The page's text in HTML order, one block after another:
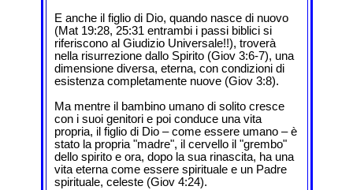
E anche il figlio di Dio, quando nasce di nuovo
(Mat 19:28, 25:31 entrambi i passi biblici si
riferiscono al Giudizio Universale!!), troverà
nella risurrezione dallo Spirito (Giov 3:6-7), una
dimensione diversa, eterna, con condizioni di
esistenza completamente nuove (Giov 3:8).
Ma mentre il bambino umano di solito cresce
con i suoi genitori e poi conduce una vita
propria, il figlio di Dio – come essere umano – è
stato la propria "madre", il cervello il "grembo"
dello spirito e ora, dopo la sua rinascita, ha una
vita eterna come essere spirituale e un Padre
spirituale, celeste (Giov 4:24).